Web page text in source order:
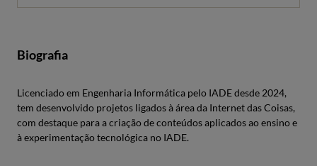
Biografia
Licenciado em Engenharia Informática pelo IADE desde 2024,
tem desenvolvido projetos ligados à área da Internet das Coisas,
com destaque para a criação de conteúdos aplicados ao ensino e
à experimentação tecnológica no IADE.